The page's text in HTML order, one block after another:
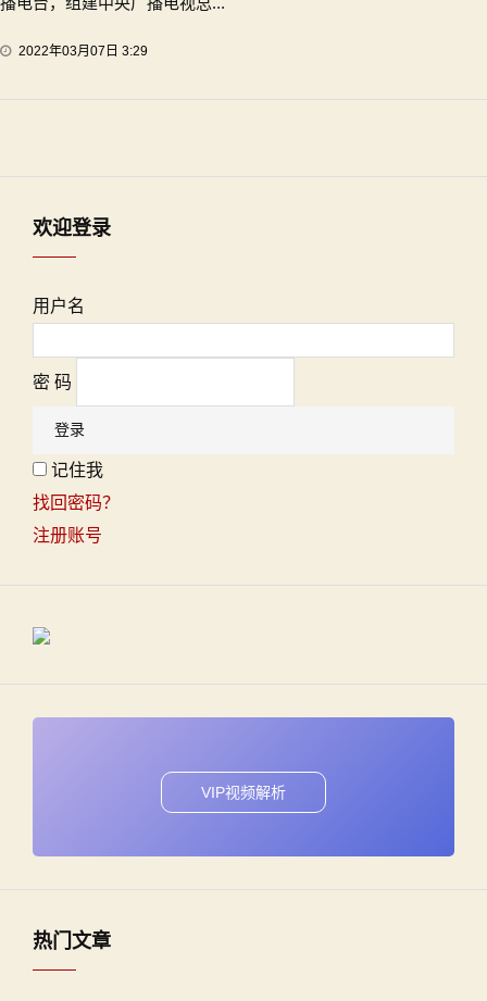
2022年03月07日 3:29
欢迎登录
用户名
密 码
记住我
找回密码？
注册账号
VIP视频解析
热门文章